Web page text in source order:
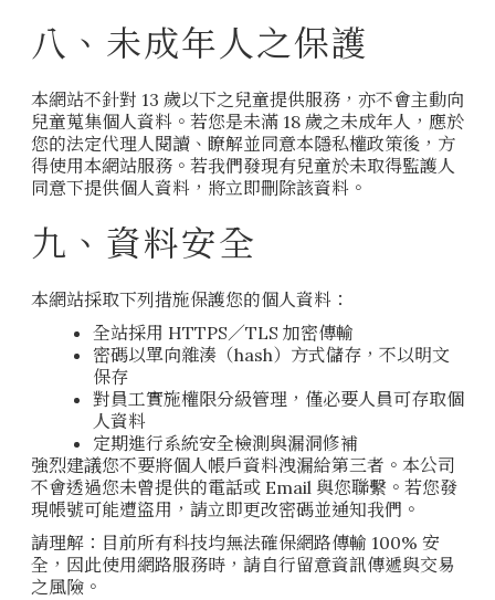
八、未成年人之保護
本網站不針對 13 歲以下之兒童提供服務，亦不會主動向
兒童蒐集個人資料。若您是未滿 18 歲之未成年人，應於
您的法定代理人閱讀、瞭解並同意本隱私權政策後，方
得使用本網站服務。若我們發現有兒童於未取得監護人
同意下提供個人資料，將立即刪除該資料。
九、資料安全
本網站採取下列措施保護您的個人資料：
全站採用 HTTPS／TLS 加密傳輸
密碼以單向雜湊（hash）方式儲存，不以明文
保存
對員工實施權限分級管理，僅必要人員可存取個
人資料
定期進行系統安全檢測與漏洞修補
強烈建議您不要將個人帳戶資料洩漏給第三者。本公司
不會透過您未曾提供的電話或 Email 與您聯繫。若您發
現帳號可能遭盜用，請立即更改密碼並通知我們。
請理解：目前所有科技均無法確保網路傳輸 100% 安
全，因此使用網路服務時，請自行留意資訊傳遞與交易
之風險。